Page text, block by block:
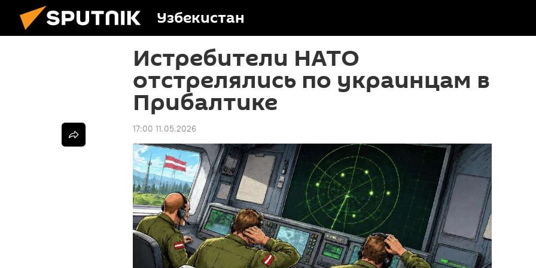
Узбекистан
Истребители НАТО
отстрелялись по украинцам в
Прибалтике
17:00 11.05.2026